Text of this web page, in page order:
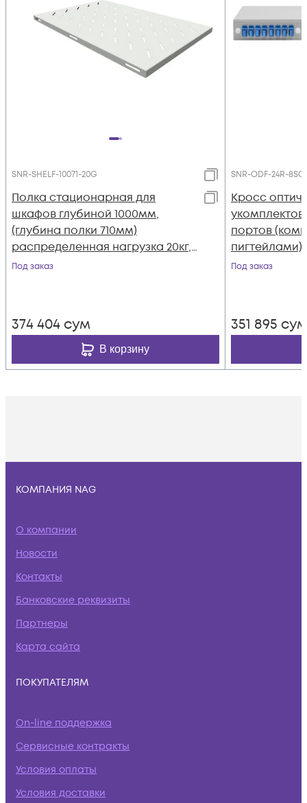
SNR-SHELF-10071-20G
Полка стационарная для
шкафов глубиной 1000мм,
(глубина полки 710мм)
распределенная нагрузка 20кг,
цвет-серый (SNR-SHELF-10071-
Под заказ
374 404 сум
В корзину
SNR-ODF-24R-
Кросс
портов
пигтейлами)
Под заказ
351 895 сум
КОМПАНИЯ NAG
О компании
Новости
Контакты
Банковские реквизиты
Партнеры
Карта сайта
ПОКУПАТЕЛЯМ
On-line поддержка
Сервисные контракты
Условия оплаты
Условия доставки